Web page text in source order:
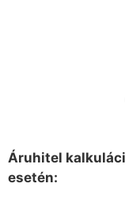
Áruhitel
esetén: